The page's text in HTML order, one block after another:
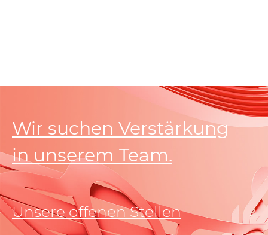
Wir suchen Verstärkung
in unserem Team.
Unsere offenen Stellen